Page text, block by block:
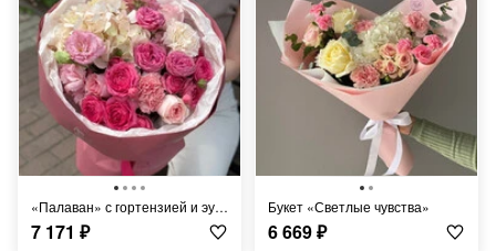
«Палаван» с гортензией и эустомой
7 171 ₽
Букет «Светлые чувства»
6 669₽